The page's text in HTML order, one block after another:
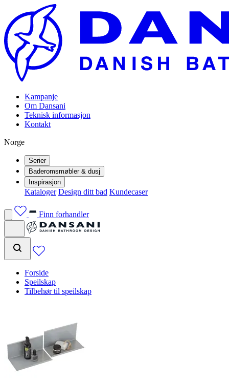
Kampanje
Om Dansani
Teknisk informasjon
Kontakt
Norge
Serier
Baderomsmøbler & dusj
Inspirasjon
Kataloger Design ditt bad Kundecaser
Finn forhandler
Forside
Speilskap
Tilbehør til speilskap